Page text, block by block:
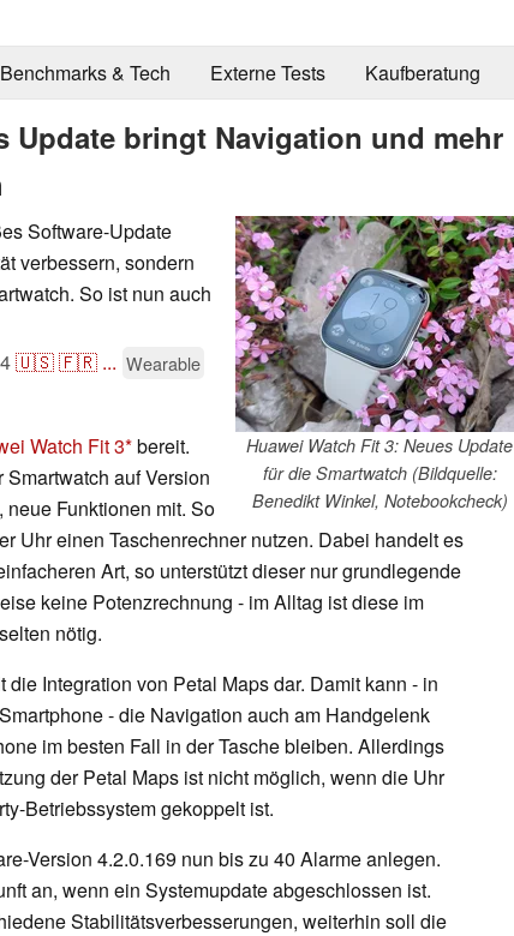
Benchmarks & Tech Externe Tests Kaufberatung
Update bringt Navigation und mehr
Huawei Watch Fit 3: Neues Update
für die Smartwatch (Bildquelle:
Benedikt Winkel, Notebookcheck)
Software-Update
verbessern, sondern
So ist nun auch
🇺🇸🇫🇷 ... Wearable
Watch Fit 3 bereit.
auf Version
Funktionen mit. So
Uhr einen Taschenrechner nutzen. Dabei handelt es
Art, so unterstützt dieser nur grundlegende
keine Potenzrechnung - im Alltag ist diese im
nötig.
Integration von Petal Maps dar. Damit kann - in
- die Navigation auch am Handgelenk
im besten Fall in der Tasche bleiben. Allerdings
der Petal Maps ist nicht möglich, wenn die Uhr
Betriebssystem gekoppelt ist.
Version 4.2.0.169 nun bis zu 40 Alarme anlegen.
an, wenn ein Systemupdate abgeschlossen ist.
Stabilitätsverbesserungen, weiterhin soll die